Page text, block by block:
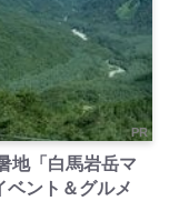
PR
地「白馬岩岳マ
ベント＆グルメ